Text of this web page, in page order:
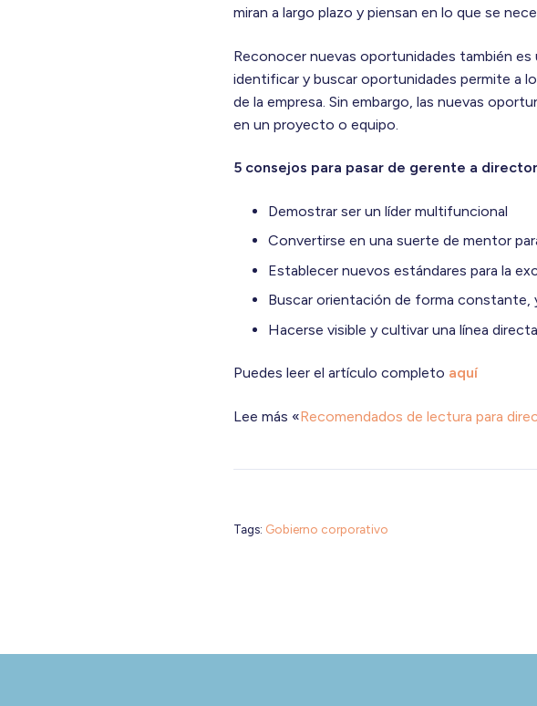
miran a largo plazo y piensan en lo que se
Reconocer nuevas oportunidades también
identificar y buscar oportunidades permite a
de la empresa. Sin embargo, las nuevas
en un proyecto o equipo.
5 consejos para pasar de gerente a director
Demostrar ser un líder multifuncional
Convertirse en una suerte de mentor
Establecer nuevos estándares para la
Buscar orientación de forma constante,
Hacerse visible y cultivar una línea
Puedes leer el artículo completo aquí
Lee más «Recomendados de lectura para
Tags: Gobierno corporativo